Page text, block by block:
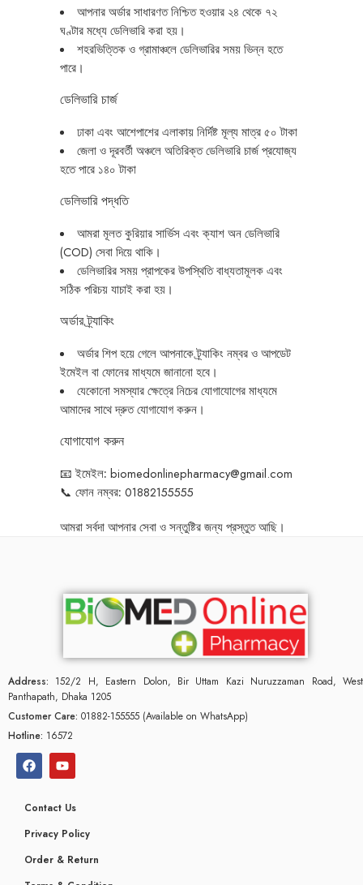
আপনার অর্ডার সাধারণত নিশ্চিত হওয়ার ২৪ থেকে ৭২
ঘণ্টার মধ্যে ডেলিভারি করা হয়।
শহরভিত্তিক ও গ্রামাঞ্চলে ডেলিভারির সময় ভিন্ন হতে
পারে।
ডেলিভারি চার্জ
ঢাকা এবং আশেপাশের এলাকায় নির্দিষ্ট মূল্য মাত্র ৫০ টাকা
জেলা ও দূরবর্তী অঞ্চলে অতিরিক্ত ডেলিভারি চার্জ প্রযোজ্য
হতে পারে ১৪০ টাকা
ডেলিভারি পদ্ধতি
আমরা মূলত কুরিয়ার সার্ভিস এবং ক্যাশ অন ডেলিভারি
(COD) সেবা দিয়ে থাকি।
ডেলিভারির সময় প্রাপকের উপস্থিতি বাধ্যতামূলক এবং
সঠিক পরিচয় যাচাই করা হয়।
অর্ডার ট্র্যাকিং
অর্ডার শিপ হয়ে গেলে আপনাকে ট্র্যাকিং নম্বর ও আপডেট
ইমেইল বা ফোনের মাধ্যমে জানানো হবে।
যেকোনো সমস্যার ক্ষেত্রে নিচের যোগাযোগের মাধ্যমে
আমাদের সাথে দ্রুত যোগাযোগ করুন।
যোগাযোগ করুন
📧 ইমেইল: biomedonlinepharmacy@gmail.com
📞 ফোননম্বর: 01882155555
আমরা সর্বদা আপনার সেবা ও সন্তুষ্টির জন্য প্রস্তুত আছি।
Address: 152/2 H, Eastern Dolon, Bir Uttam Kazi Nuruzzaman Road, West
Panthapath, Dhaka 1205
Customer Care: 01882-155555 (Available on WhatsApp)
Hotline: 16572
Contact Us
Privacy Policy
Order & Return